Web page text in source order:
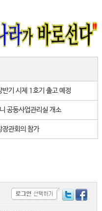
기 시제 1호기 출고 예정
공동사업관리실 개소
장관회의 참가